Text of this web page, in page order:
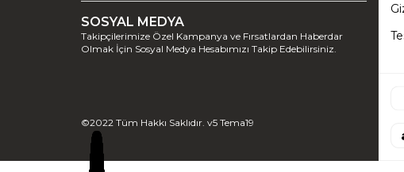
SOSYAL MEDYA
Takipçilerimize Özel Kampanya ve Fırsatlardan Haberdar
Olmak İçin Sosyal Medya Hesabımızı Takip Edebilirsiniz.
©2022 Tüm Hakkı Saklıdır. v5 Tema19